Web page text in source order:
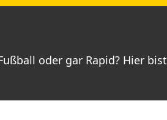
oder gar Rapid? Hier bist